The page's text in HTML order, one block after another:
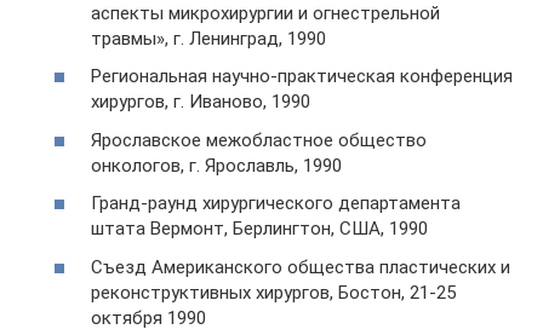
аспекты микрохирургии и огнестрельной
травмы», г. Ленинград, 1990
Региональная научно-практическая конференция
хирургов, г. Иваново, 1990
Ярославское межобластное общество
онкологов, г. Ярославль, 1990
Гранд-раунд хирургического департамента
штата Вермонт, Берлингтон, США, 1990
Съезд Американского общества пластических и
реконструктивных хирургов, Бостон, 21-25
октября 1990